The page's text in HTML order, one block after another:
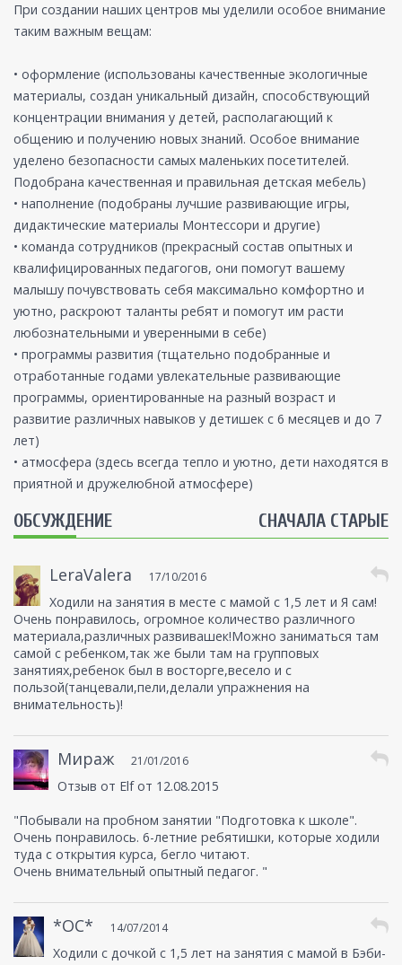
При создании наших центров мы уделили особое внимание
таким важным вещам:
• оформление (использованы качественные экологичные
материалы, создан уникальный дизайн, способствующий
концентрации внимания у детей, располагающий к
общению и получению новых знаний. Особое внимание
уделено безопасности самых маленьких посетителей.
Подобрана качественная и правильная детская мебель)
• наполнение (подобраны лучшие развивающие игры,
дидактические материалы Монтессори и другие)
• команда сотрудников (прекрасный состав опытных и
квалифицированных педагогов, они помогут вашему
малышу почувствовать себя максимально комфортно и
уютно, раскроют таланты ребят и помогут им расти
любознательными и уверенными в себе)
• программы развития (тщательно подобранные и
отработанные годами увлекательные развивающие
программы, ориентированные на разный возраст и
развитие различных навыков у детишек с 6 месяцев и до 7
лет)
• атмосфера (здесь всегда тепло и уютно, дети находятся в
приятной и дружелюбной атмосфере)
ОБСУЖДЕНИЕ СНАЧАЛА СТАРЫЕ
LeraValera 17/10/2016
Ходили на занятия в месте с мамой с 1,5 лет и Я сам!
Очень понравилось, огромное количество различного
материала,различных развивашек!Можно заниматься там
самой с ребенком,так же были там на групповых
занятиях,ребенок был в восторге,весело и с
пользой(танцевали,пели,делали упражнения на
внимательность)!
Мираж 21/01/2016
Отзыв от Elf от 12.08.2015
"Побывали на пробном занятии "Подготовка к школе".
Очень понравилось. 6-летние ребятишки, которые ходили
туда с открытия курса, бегло читают.
Очень внимательный опытный педагог. "
*ОС* 14/07/2014
Ходили с дочкой с 1,5 лет на занятия с мамой в Бэби-